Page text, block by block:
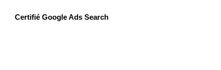
Certifié Google Ads Search